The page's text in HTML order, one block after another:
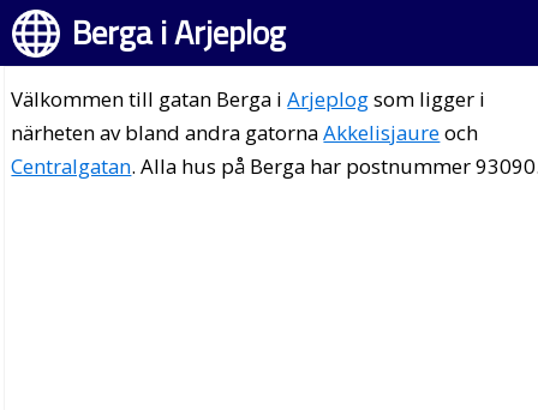
Berga i Arjeplog
Välkommen till gatan Berga iArjeplogsom ligger i
närheten av bland andra gatornaAkkelisjaureoch
Centralgatan. Alla hus på Berga har postnummer